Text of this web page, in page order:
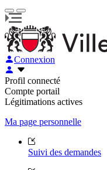
Connexion
Profil connecté
Compte portail
Légitimations actives
Ma page personnelle
Suivi des demandes